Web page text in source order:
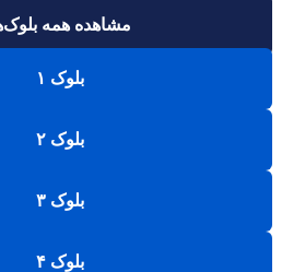
مشاهده همه
بلوک ۱
بلوک ۲
بلوک ۳
بلوک ۴